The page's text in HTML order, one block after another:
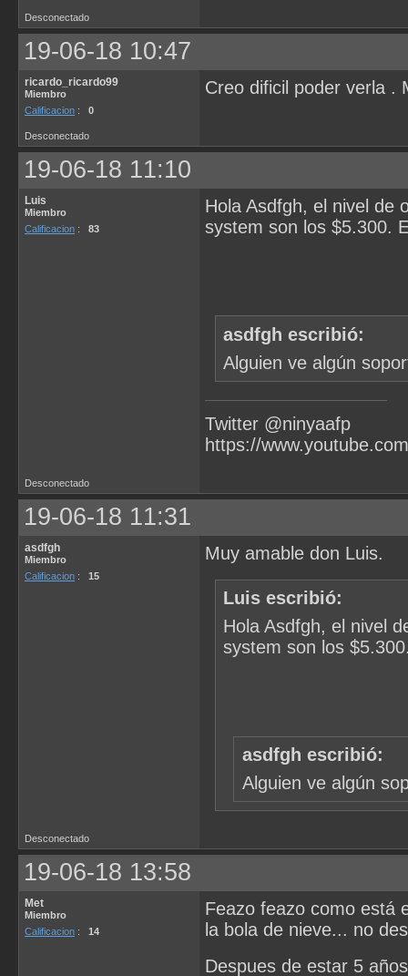
Desconectado
19-06-18 10:47
ricardo_ricardo99
Miembro
Calificacion : 0
Creo dificil poder verla .
Desconectado
19-06-18 11:10
Luis
Miembro
Calificacion : 83
Hola Asdfgh, el nivel de
system son los $5.300.
asdfgh escribió:
Alguien ve algún
Twitter @ninyaafp
https://
Desconectado
19-06-18 11:31
asdfgh
Miembro
Calificacion : 15
Muy amable don Luis.
Luis escribió:
Hola Asdfgh, el nivel
system son los
asdfgh escribió:
Alguien ve algún
Desconectado
19-06-18 13:58
Met
Miembro
Calificacion : 14
Feazo feazo como está
la bola de nieve... no
Despues de estar 5